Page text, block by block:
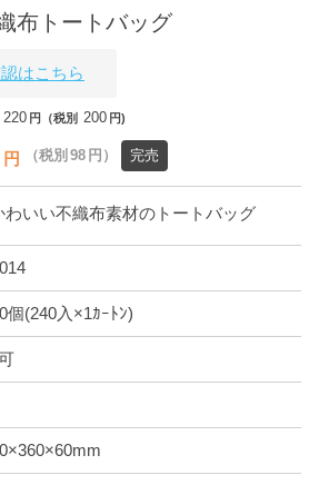
布トートバッグ
はこちら
220 円（税別 200 円)
円 （税別 98 円） 完売
わいい不織布素材のトートバッグ
個(240入×1ｶｰﾄﾝ)